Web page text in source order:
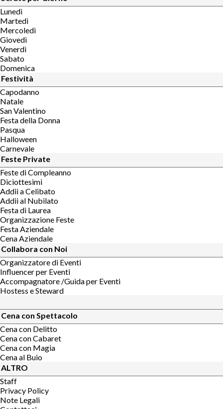
Lunedì
Martedì
Mercoledì
Giovedì
Venerdì
Sabato
Domenica
Festività
Capodanno
Natale
San Valentino
Festa della Donna
Pasqua
Halloween
Carnevale
Feste Private
Feste di Compleanno
Diciottesimi
Addii a Celibato
Addii al Nubilato
Festa di Laurea
Organizzazione Feste
Festa Aziendale
Cena Aziendale
Collabora con Noi
Organizzatore di Eventi
Influencer per Eventi
Accompagnatore /Guida per Eventi
Hostess e Steward
Cena con Spettacolo
Cena con Delitto
Cena con Cabaret
Cena con Magia
Cena al Buio
ALTRO
Staff
Privacy Policy
Note Legali